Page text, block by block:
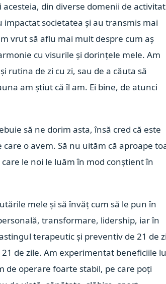
din diverse domenii de
societatea și au transmis mai
vrut să aflu mai mult despre cum aș
cu visurile și dorințele mele. Am
rutina de zi cu zi, sau de a căuta să
am știut că îl am. Ei bine, de atunci
să ne dorim asta, însă cred că este
o avem. Să nu uităm că aproape
le noi le luăm în mod conștient în
mele și să învăț cum să le pun în
transformare, lidership, iar în
terapeutic și preventiv de 21 de
de zile. Am experimentat beneficiile
de operare foarte stabil, pe care poți